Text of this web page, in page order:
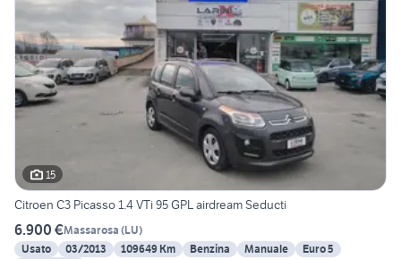
15
Citroen C3 Picasso 1.4 VTi 95 GPL airdream Seducti
6.900 €Massarosa (LU)
Usato
03/2013 109649 Km Benzina Manuale
Euro 5